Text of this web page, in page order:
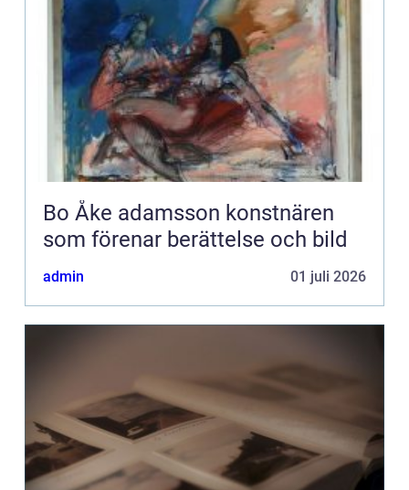
Bo Åke adamsson konstnären
som förenar berättelse och bild
admin 01 juli 2026